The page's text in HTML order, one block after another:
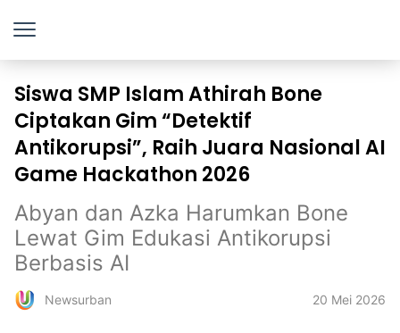
Siswa SMP Islam Athirah Bone
Ciptakan Gim “Detektif
Antikorupsi”, Raih Juara Nasional AI
Game Hackathon 2026
Abyan dan Azka Harumkan Bone
Lewat Gim Edukasi Antikorupsi
Berbasis AI
Newsurban 20 Mei 2026